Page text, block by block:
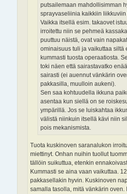
putsailemaan mahdollisimman
sprayvaseliinia kaikkiin
Vaikka itsellä esim. takaovet
irroitettu niin se pehmeä
puuttuu näistä, ovat vain
ominaisuus tuli ja vaikuttaa siltä
kummasti tuosta operaatiosta.
toki näen että sairastavatko
sairasti (ei auennut vänkärin
pakkasilla, muulloin aukeni).
Sen saa kohtuudella ikkuna
asentaa kun siellä on se
ympärillä. Jos se luiskahtaa
välistä niinkuin itsellä kävi niin
pois mekanismista.
Tuota kuskinoven saranalukon
miettinyt. Onhan nuihin tuollut
tällöin suikuttua, etenkin
Kummasti se aina vaan vaikuttaa.
pakkasellakin hyvin. Kuskinoven
samalla tasolla, mitä vänkärin